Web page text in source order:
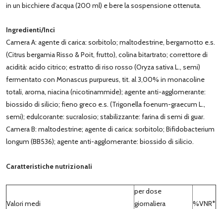
in un bicchiere d’acqua (200 ml) e bere la sospensione ottenuta.
Ingredienti/Inci
Camera A: agente di carica: sorbitolo; maltodestrine, bergamotto e.s.
(Citrus bergamia Risso & Poit, frutto), colina bitartrato; correttore di
acidità: acido citrico; estratto di riso rosso (Oryza sativa L., semi)
fermentato con Monascus purpureus, tit. al 3,00% in monacoline
totali, aroma, niacina (nicotinammide); agente anti-agglomerante:
biossido di silicio; fieno greco e.s. (Trigonella foenum-graecum L.,
semi); edulcorante: sucralosio; stabilizzante: farina di semi di guar.
Camera B: maltodestrine; agente di carica: sorbitolo; Bifidobacterium
longum (BB536); agente anti-agglomerante: biossido di silicio.
Caratteristiche nutrizionali
Valori medi
per dose
giornaliera
%VNR*